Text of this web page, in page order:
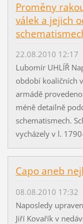
Proměny
válek a jejich
22.08.2010 12:17
Lubomír UHLÍŘ
období koaličních
armádě
méně detailně
schematismech.
vycházely v l.
Capo aneb
08.08.2010 17:32
Naposledy
Jiří Kovařík v